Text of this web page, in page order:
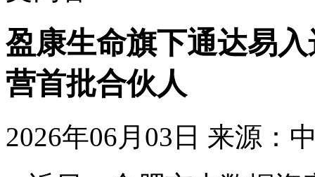
盈康生命旗下通达易
营首批合伙人
2026年06月03日 来源：